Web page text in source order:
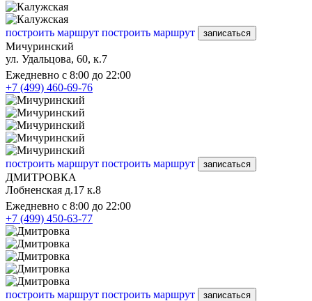
построить маршрут построить маршрут записаться
Мичуринский
ул. Удальцова, 60, к.7
Ежедневно с 8:00 до 22:00
+7 (499) 460-69-76
построить маршрут построить маршрут записаться
ДМИТРОВКА
Лобненская д.17 к.8
Ежедневно с 8:00 до 22:00
+7 (499) 450-63-77
построить маршрут построить маршрут записаться